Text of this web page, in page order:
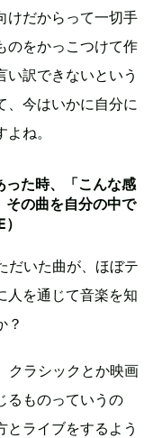
けだからって一切手
のをかっこつけて作
い訳できないという
、今はいかに自分に
ね。
った時、「こんな感
その曲を自分の中で
だいた曲が、ほぼテ
人を通じて音楽を知
？
クラシックとか映画
るものっていうの
とライブをするよう